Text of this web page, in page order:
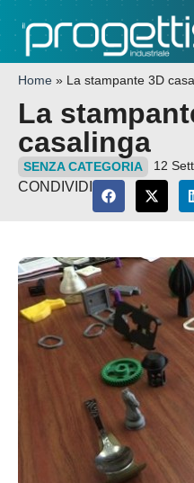
Home » La stampante 3D
La
casalinga
SENZA CATEGORIA 12
CONDIVIDI